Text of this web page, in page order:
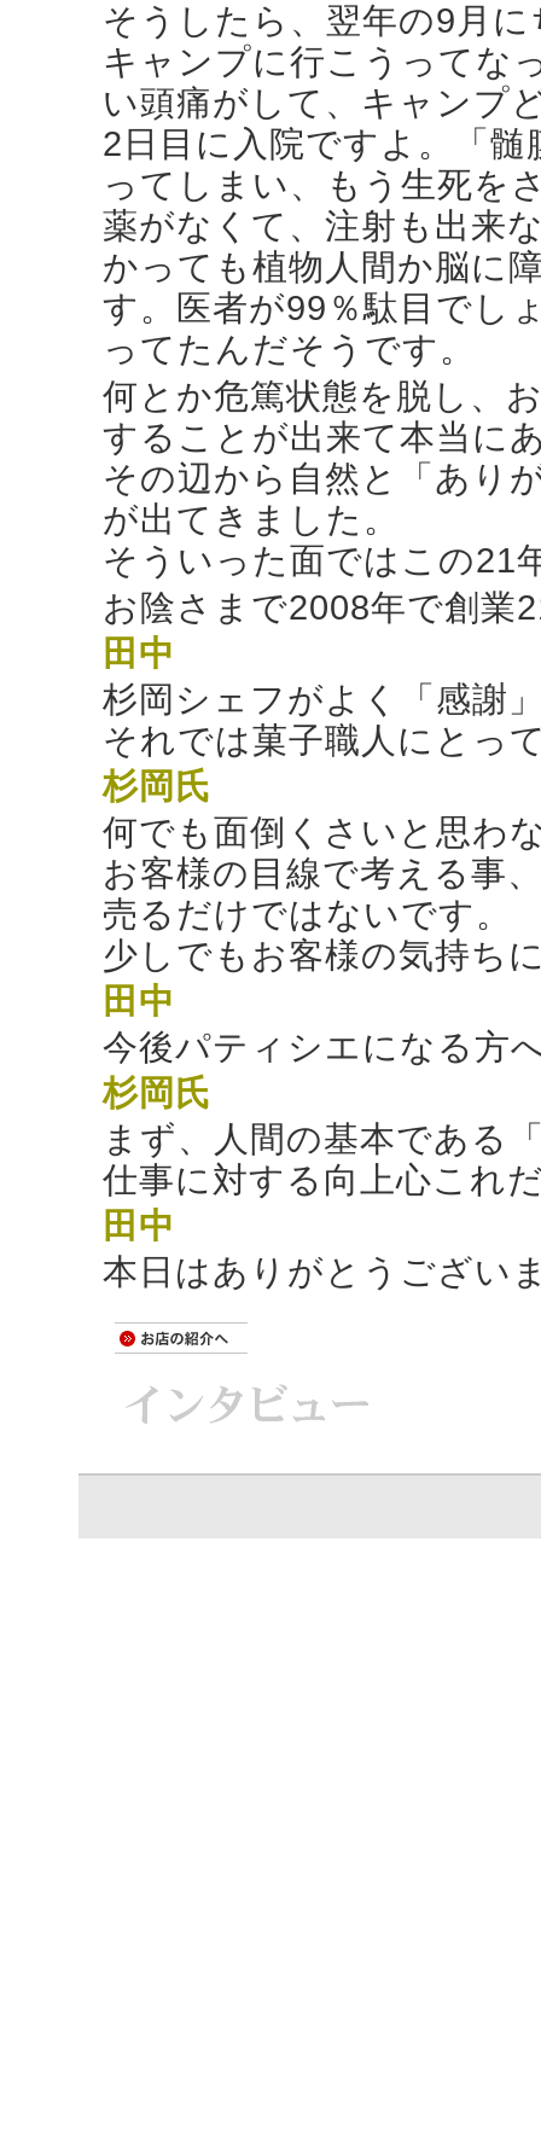
そうしたら、翌年の9月
キャンプに行こうってな
い頭痛がして、キャンプ
2日目に入院ですよ。「
ってしまい、もう生死を
薬がなくて、注射も出来
かっても植物人間か脳に
す。医者が99％駄目でし
ってたんだそうです。
何とか危篤状態を脱し、
することが出来て本当に
その辺から自然と「あり
が出てきました。
そういった面ではこの21
お陰さまで2008年で創業
田中
杉岡シェフがよく「感謝
それでは菓子職人にとっ
杉岡氏
何でも面倒くさいと思わ
お客様の目線で考える事
売るだけではないです。
少しでもお客様の気持ち
田中
今後パティシエになる方
杉岡氏
まず、人間の基本である
仕事に対する向上心これ
田中
本日はありがとうござい